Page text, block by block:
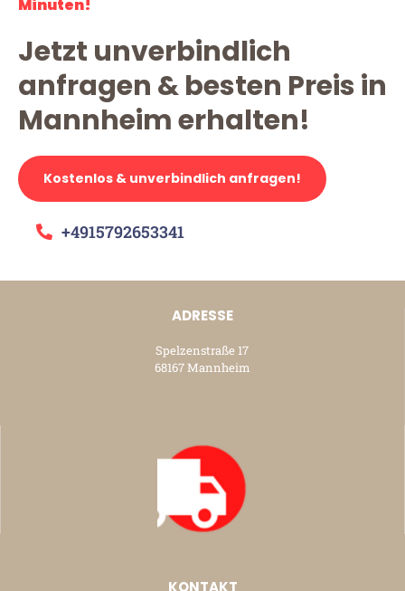
Minuten!
Jetzt unverbindlich
anfragen & besten Preis in
Mannheim erhalten!
Kostenlos & unverbindlich anfragen!
+4915792653341
ADRESSE
Spelzenstraße 17
68167 Mannheim
KONTAKT